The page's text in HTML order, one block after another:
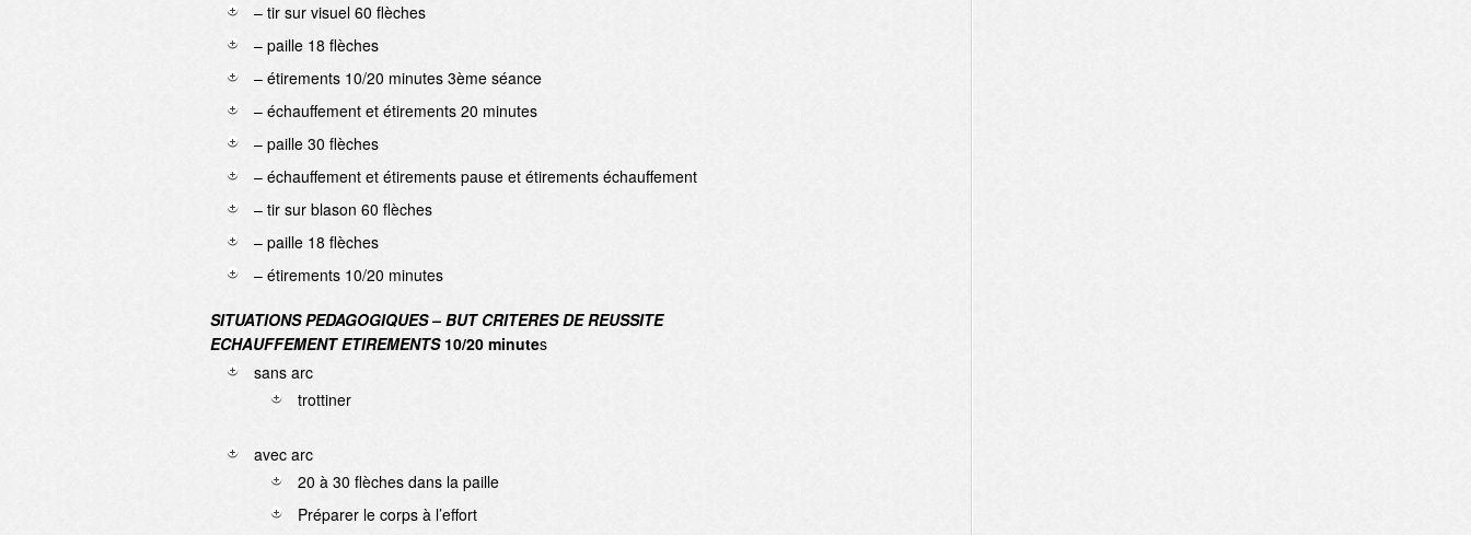
– tir sur visuel 60 flèches
– paille 18 flèches
– étirements 10/20 minutes 3ème séance
– échauffement et étirements 20 minutes
– paille 30 flèches
– échauffement et étirements pause et étirements échauffement
– tir sur blason 60 flèches
– paille 18 flèches
– étirements 10/20 minutes
SITUATIONS PEDAGOGIQUES – BUT CRITERES DE REUSSITE
ECHAUFFEMENT ETIREMENTS10/20 minutes
sans arc
trottiner
avec arc
20 à 30 flèches dans la paille
Préparer le corps à l’effort